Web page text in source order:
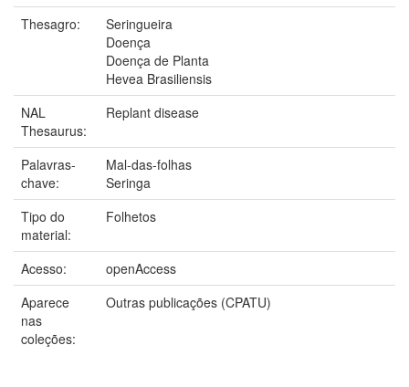
Thesagro:
Seringueira
Doença
Doença de Planta
Hevea Brasiliensis
NAL
Thesaurus:
Replant disease
Palavras-
chave:
Mal-das-folhas
Seringa
Tipo do
material:
Folhetos
Acesso:
openAccess
Aparece
nas
coleções:
Outras publicações (CPATU)